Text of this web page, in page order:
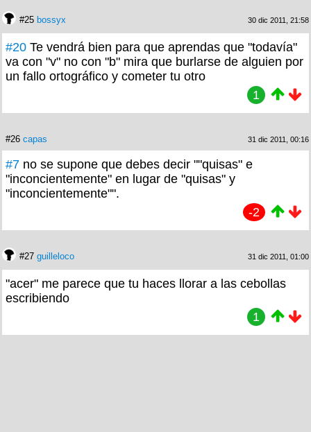
#25 bossyx 30 dic 2011, 21:58
#20 Te vendrá bien para que aprendas que "todavía"
va con "v" no con "b" mira que burlarse de alguien por
un fallo ortográfico y cometer tu otro
1
#26 capas 31 dic 2011, 00:16
#7 no se supone que debes decir ""quisas" e
"inconcientemente" en lugar de "quisas" y
"inconcientemente"".
-2
#27 guilleloco 31 dic 2011, 01:00
"acer" me parece que tu haces llorar a las cebollas
escribiendo
1